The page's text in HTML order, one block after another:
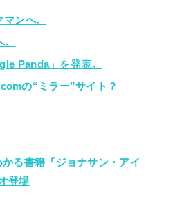
ンへ。
Panda」を発表。
の“ミラー”サイト？
る書籍『ジョナサン・アイ
登場